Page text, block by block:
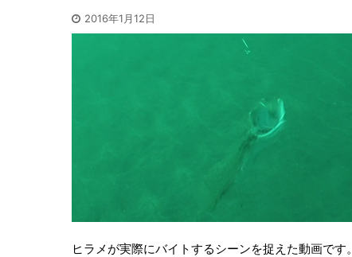
2016年1月12日
ヒラメが実際にバイトするシーンを捉えた動画です。